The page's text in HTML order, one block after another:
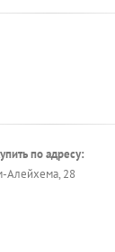
по адресу:
Алейхема, 28